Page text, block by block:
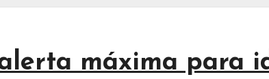
máxima para